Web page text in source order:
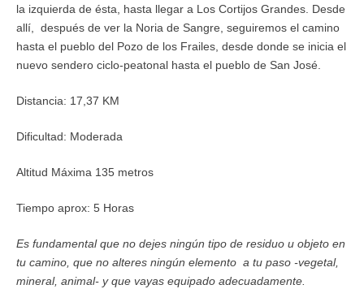
la izquierda de ésta, hasta llegar a Los Cortijos Grandes. Desde
allí, después de ver la Noria de Sangre, seguiremos el camino
hasta el pueblo del Pozo de los Frailes, desde donde se inicia el
nuevo sendero ciclo-peatonal hasta el pueblo de San José.
Distancia: 17,37 KM
Dificultad: Moderada
Altitud Máxima 135 metros
Tiempo aprox: 5 Horas
Es fundamental que no dejes ningún tipo de residuo u objeto en
tu camino, que no alteres ningún elemento a tu paso -vegetal,
mineral, animal- y que vayas equipado adecuadamente.